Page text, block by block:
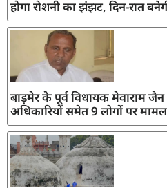
होगा रोशनी का झंझट, दिन-रात
बाड़मेर के पूर्व विधायक मेवाराम
अधिकारियों समेत 9 लोगों पर